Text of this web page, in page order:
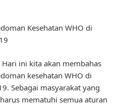
Kesehatan WHO di
ini kita akan membahas
kesehatan WHO di
Sebagai masyarakat yang
mematuhi semua aturan